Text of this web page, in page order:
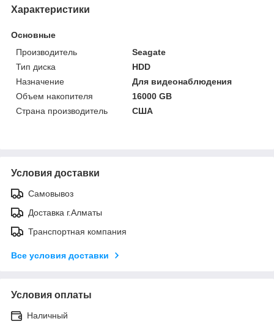
Характеристики
Основные
Производитель
Seagate
Тип диска
HDD
Назначение
Для видеонаблюдения
Объем накопителя
16000 GB
Страна производитель
США
Условия доставки
Самовывоз
Доставка г.Алматы
Транспортная компания
Все условия доставки
Условия оплаты
Наличный